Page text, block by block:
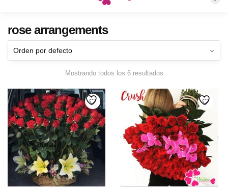
rose arrangements
Mostrando todos los 6 resultados